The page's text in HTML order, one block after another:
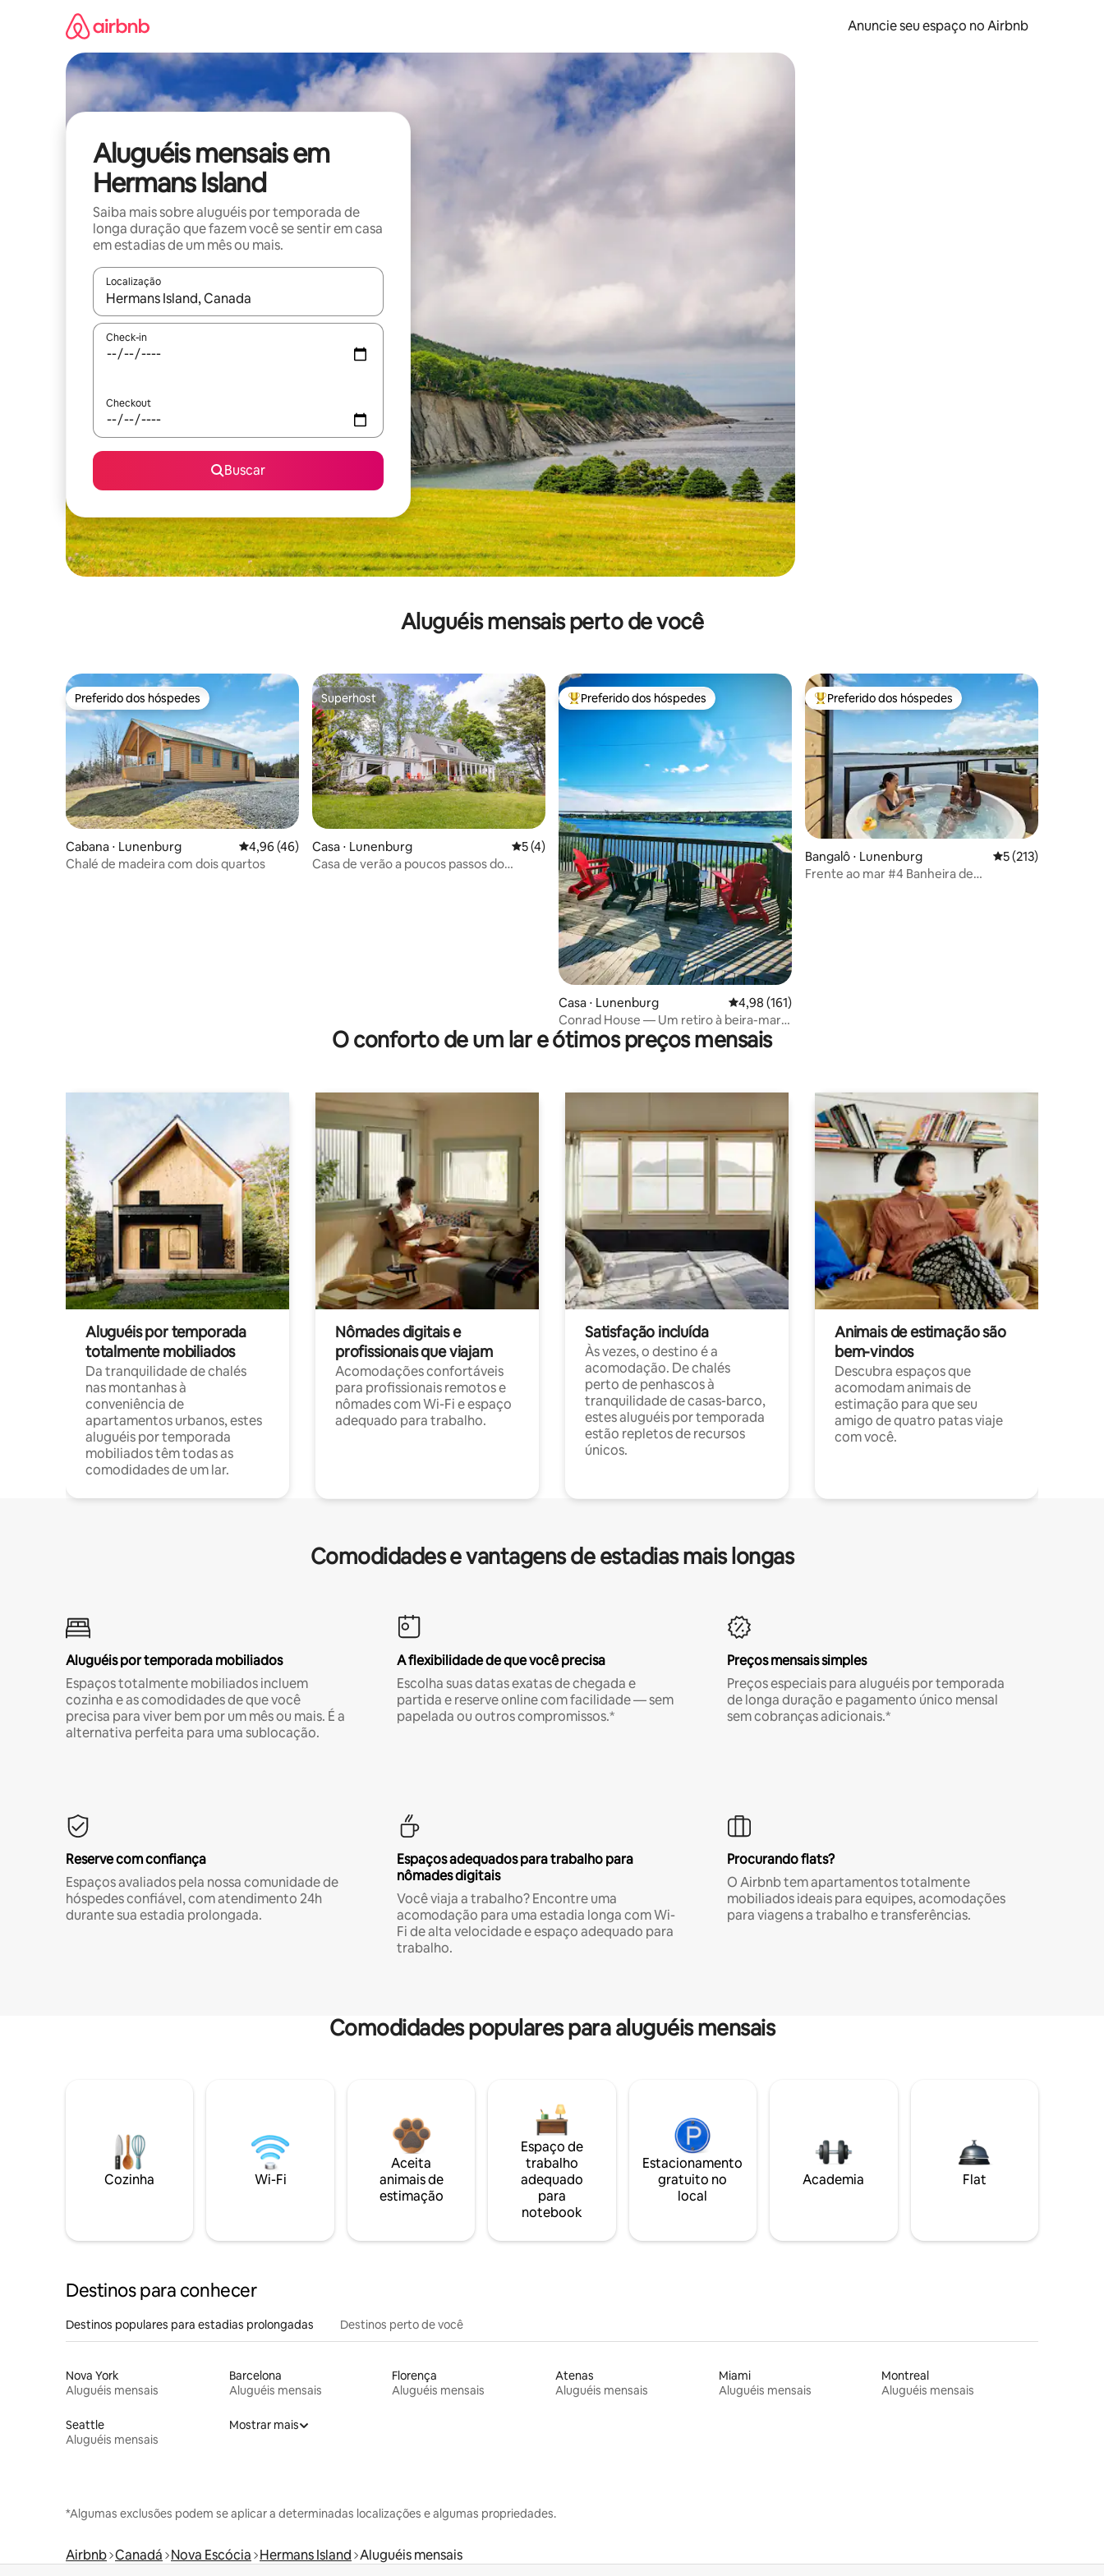
Anuncie seu espaço no Airbnb
Aluguéis mensais em
Hermans Island
Saiba mais sobre aluguéis por temporada de
longa duração que fazem você se sentir em casa
em estadias de um mês ou mais.
Localização
Quando os resultados estiverem disponíveis, explore-os usando as seta para cima e para baixo do teclado ou tocando e deslizando o dedo na tela.
Check-in
Checkout
Buscar
Aluguéis mensais perto de você
Preferido dos hóspedes
Preferido dos hóspedes
Cabana ⋅ Lunenburg 4,96 de uma avaliação média de 5, 46 avaliações
4,96 (46)
Chalé de madeira com dois quartos
Superhost
Superhost
Casa ⋅ Lunenburg 5 de uma avaliação média de 5, 4 avaliações
5 (4)
Casa de verão a poucos passos do
Entre os melhores preferidos dos hóspedes
Preferido dos hóspedes
Casa ⋅ Lunenburg 4,98 de uma avaliação média de 5, 161 avaliações
4,98 (161)
Conrad House — Um retiro à beira-mar
em Lunenburg!
Entre os melhores preferidos dos hóspedes
Preferido dos hóspedes
Bangalô ⋅ Lunenburg 5 de uma avaliação
5 (213)
Frente ao mar #4 Banheira de
O conforto de um lar e ótimos preços mensais
Aluguéis por temporada
totalmente mobiliados
Da tranquilidade de chalés
nas montanhas à
conveniência de
apartamentos urbanos, estes
aluguéis por temporada
mobiliados têm todas as
comodidades de um lar.
Nômades digitais e
profissionais que viajam
Acomodações confortáveis
para profissionais remotos e
nômades com Wi-Fi e espaço
adequado para trabalho.
Satisfação incluída
Às vezes, o destino é a
acomodação. De chalés
perto de penhascos à
tranquilidade de casas-barco,
estes aluguéis por temporada
estão repletos de recursos
únicos.
Animais de estimação são
bem-vindos
Descubra espaços que
acomodam animais de
estimação para que seu
amigo de quatro patas viaje
com você.
Comodidades e vantagens de estadias mais longas
Aluguéis por temporada mobiliados
Espaços totalmente mobiliados incluem
cozinha e as comodidades de que você
precisa para viver bem por um mês ou mais. É a
alternativa perfeita para uma sublocação.
A flexibilidade de que você precisa
Escolha suas datas exatas de chegada e
partida e reserve online com facilidade — sem
papelada ou outros compromissos.*
Preços mensais simples
Preços especiais para aluguéis por temporada
de longa duração e pagamento único mensal
sem cobranças adicionais.*
Reserve com confiança
Espaços avaliados pela nossa comunidade de
hóspedes confiável, com atendimento 24h
durante sua estadia prolongada.
Espaços adequados para trabalho para
nômades digitais
Você viaja a trabalho? Encontre uma
acomodação para uma estadia longa com Wi-
Fi de alta velocidade e espaço adequado para
trabalho.
Procurando flats?
O Airbnb tem apartamentos totalmente
mobiliados ideais para equipes, acomodações
para viagens a trabalho e transferências.
Comodidades populares para aluguéis mensais
Cozinha Wi-Fi
Aceita
animais de
estimação
Espaço de
trabalho
adequado
para
notebook
Estacionamento
gratuito no
local
Academia Flat
Destinos para conhecer
Destinos populares para estadias prolongadas Destinos perto de você
Nova York
Aluguéis mensais
Barcelona
Aluguéis mensais
Florença
Aluguéis mensais
Atenas
Aluguéis mensais
Miami
Aluguéis mensais
Montreal
Aluguéis mensais
Seattle
Aluguéis mensais
Mostrar mais
*Algumas exclusões podem se aplicar a determinadas localizações e algumas propriedades.
Airbnb Canadá Nova Escócia Hermans Island Aluguéis mensais